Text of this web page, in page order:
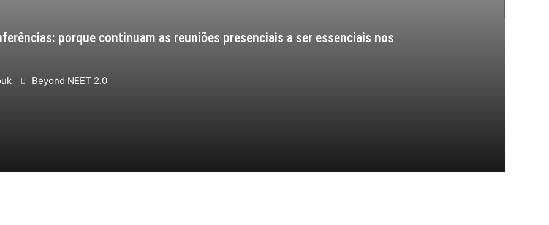
porque continuam as reuniões presenciais a ser essenciais nos
Beyond NEET 2.0